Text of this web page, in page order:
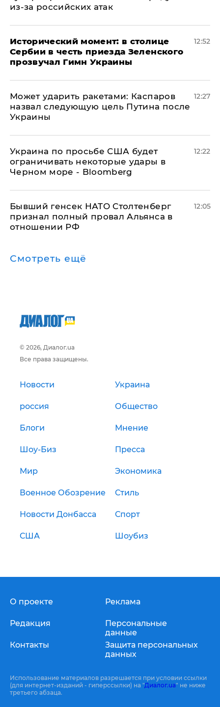
из-за российских атак
Исторический момент: в столице
Сербии в честь приезда Зеленского
прозвучал Гимн Украины
12:52
Может ударить ракетами: Каспаров
назвал следующую цель Путина после
Украины
12:27
Украина по просьбе США будет
ограничивать некоторые удары в
Черном море - Bloomberg
12:22
Бывший генсек НАТО Столтенберг
признал полный провал Альянса в
отношении РФ
12:05
Смотреть ещё
© 2026, Диалог.ua
Все права защищены.
Новости Украина
россия Общество
Блоги Мнение
Шоу-Биз Пресса
Мир Экономика
Военное Обозрение Стиль
Новости Донбасса Спорт
США Шоубиз
О проекте
Редакция
Контакты
Реклама
Персональные
данные
Защита персональных
данных
Использование материалов разрешается при условии ссылки
(для интернет-изданий - гиперссылки) на "Диалог.ua" не ниже
третьего абзаца.